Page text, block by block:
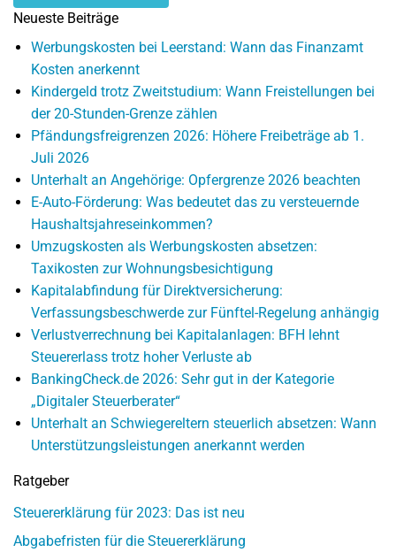
Neueste Beiträge
Werbungskosten bei Leerstand: Wann das Finanzamt
Kosten anerkennt
Kindergeld trotz Zweitstudium: Wann Freistellungen bei
der 20-Stunden-Grenze zählen
Pfändungsfreigrenzen 2026: Höhere Freibeträge ab 1.
Juli 2026
Unterhalt an Angehörige: Opfergrenze 2026 beachten
E-Auto-Förderung: Was bedeutet das zu versteuernde
Haushaltsjahreseinkommen?
Umzugskosten als Werbungskosten absetzen:
Taxikosten zur Wohnungsbesichtigung
Kapitalabfindung für Direktversicherung:
Verfassungsbeschwerde zur Fünftel-Regelung anhängig
Verlustverrechnung bei Kapitalanlagen: BFH lehnt
Steuererlass trotz hoher Verluste ab
BankingCheck.de 2026: Sehr gut in der Kategorie
„Digitaler Steuerberater“
Unterhalt an Schwiegereltern steuerlich absetzen: Wann
Unterstützungsleistungen anerkannt werden
Ratgeber
Steuererklärung für 2023: Das ist neu
Abgabefristen für die Steuererklärung